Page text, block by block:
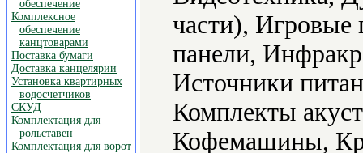
обеспечение
Комплексное
обеспечение
канцтоварами
Поставка бумаги
Доставка канцелярии
Установка квартирных
водосчетчиков
СКУД
Комплектация для
рольставен
Комплектация для ворот
части), Игровые
панели,
Источники
Комплекты
Кофемашины,